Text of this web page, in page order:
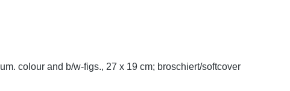
colour and b/w-figs., 27 x 19 cm; broschiert/softcover